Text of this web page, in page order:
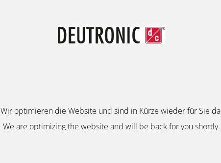
Wir optimieren die Website und sind in Kürze wieder für Sie
We are optimizing the website and will be back for you shortly.